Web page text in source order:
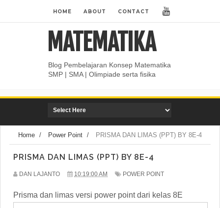
HOME ABOUT CONTACT
MATEMATIKA
Blog Pembelajaran Konsep Matematika
SMP | SMA | Olimpiade serta fisika
Home / Power Point / PRISMA DAN LIMAS (PPT) BY 8E-4
PRISMA DAN LIMAS (PPT) BY 8E-4
DAN LAJANTO 10:19:00 AM POWER POINT
Prisma dan limas versi power point dari kelas 8E